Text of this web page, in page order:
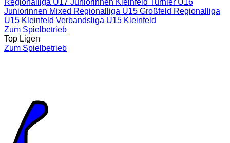
Regionalliga U17 Juniorinnen Kleinfeld Turnier U16
Juniorinnen Mixed Regionalliga U15 Großfeld Regionalliga
U15 Kleinfeld Verbandsliga U15 Kleinfeld
Zum Spielbetrieb
Top Ligen
Zum Spielbetrieb